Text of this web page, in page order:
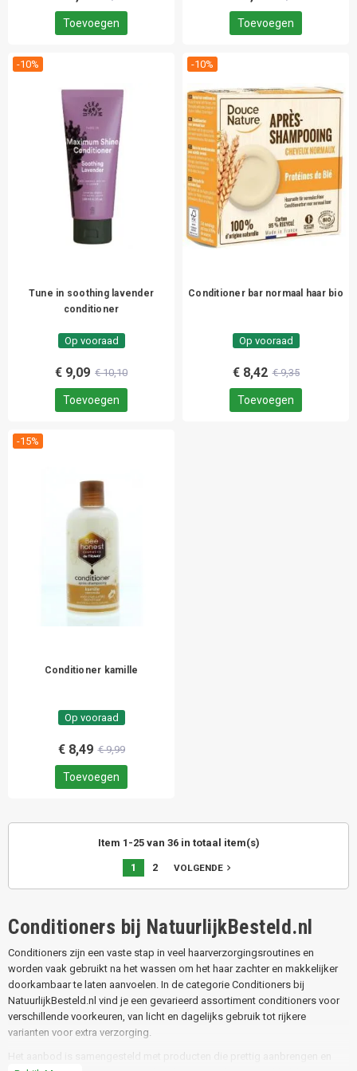
Toevoegen Toevoegen
-10%
Tune in soothing lavender
conditioner
Op vooraad
€ 9,09 € 10,10
Toevoegen
-10%
Conditioner bar normaal haar bio
Op vooraad
€ 8,42 € 9,35
Toevoegen
-15%
Conditioner kamille
Op vooraad
€ 8,49 € 9,99
Toevoegen
Item 1-25 van 36 in totaal item(s)
1 2 VOLGENDE navigate_next
Conditioners bij NatuurlijkBesteld.nl
Conditioners zijn een vaste stap in veel haarverzorgingsroutines en
worden vaak gebruikt na het wassen om het haar zachter en makkelijker
doorkambaar te laten aanvoelen. In de categorie Conditioners bij
NatuurlijkBesteld.nl vind je een gevarieerd assortiment conditioners voor
verschillende voorkeuren, van licht en dagelijks gebruik tot rijkere
varianten voor extra verzorging.